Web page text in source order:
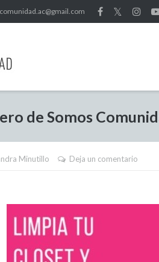
𝕏
de Somos
Minutillo Deja un comentario